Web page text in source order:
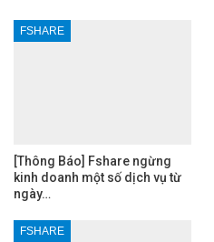
FSHARE
[Thông Báo] Fshare ngừng
kinh doanh một số dịch vụ từ
ngày…
FSHARE